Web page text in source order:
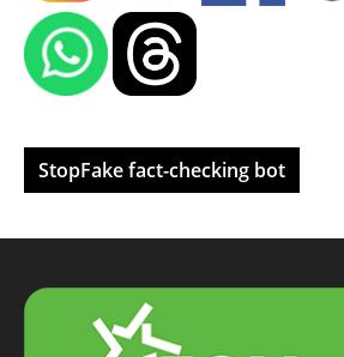
StopFake fact-checking bot